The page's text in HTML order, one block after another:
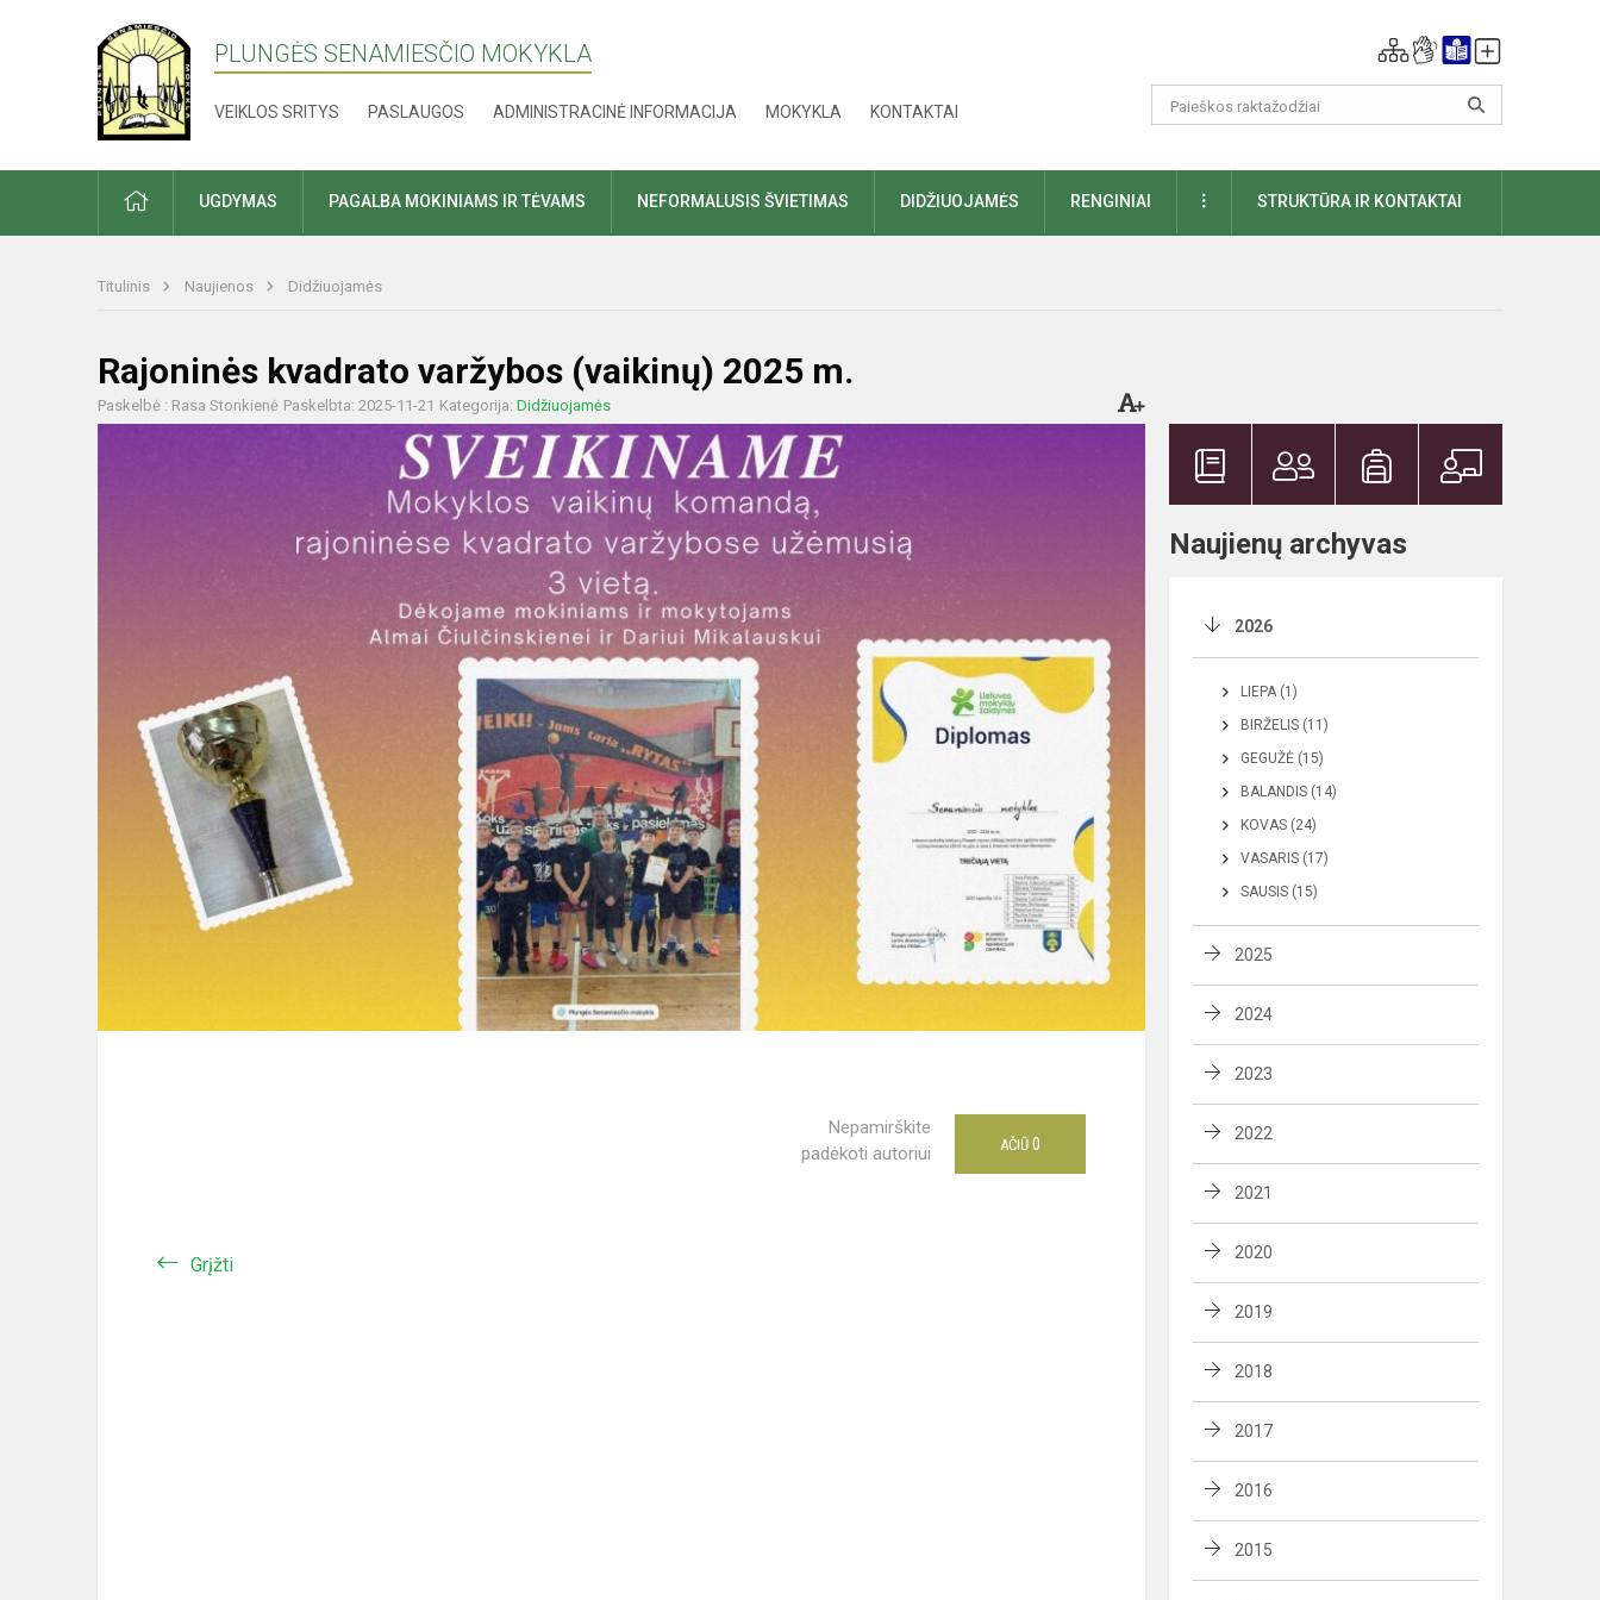
PLUNGĖS SENAMIESČIO MOKYKLA
VEIKLOS SRITYS PASLAUGOS ADMINISTRACINĖ INFORMACIJA MOKYKLA KONTAKTAI
PRADŽIAUGDYMAS PAGALBA MOKINIAMS IR TĖVAMS NEFORMALUSIS ŠVIETIMAS DIDŽIUOJAMĖS RENGINIAI DAUGIAUSTRUKTŪRA IR KONTAKTAI
Titulinis Naujienos Didžiuojamės
Rajoninės kvadrato varžybos (vaikinų) 2025 m.
Paskelbė : Rasa Stonkienė Paskelbta: 2025-11-21 Kategorija: Didžiuojamės
Nepamirškite
padėkoti autoriui
AČIŪ 0
Grįžti
Naujienų archyvas
2026
LIEPA (1)
BIRŽELIS (11)
GEGUŽĖ (15)
BALANDIS (14)
KOVAS (24)
VASARIS (17)
SAUSIS (15)
2025
2024
2023
2022
2021
2020
2019
2018
2017
2016
2015